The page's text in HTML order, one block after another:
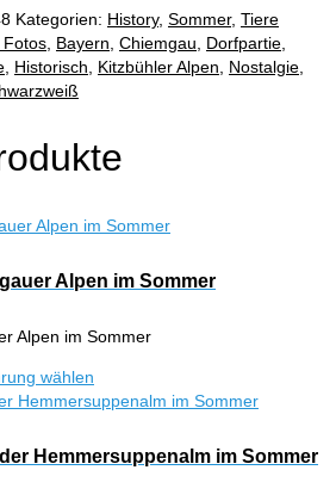
Kategorien: History, Sommer, Tiere
Fotos Bayern Chiemgau Dorfpartie
Historisch Kitzbühler Alpen Nostalgie
Alpen im Sommer
Alpen im Sommer
wählen
Produkt
mehrere
Varianten
Hemmersuppenalm im Sommer